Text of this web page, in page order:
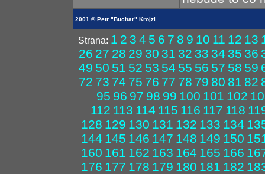
2001 © Petr "Buchar" Krojzl
Strana: 1 2 3 4 5 6 7 8 9 10 11 12 13
26 27 28 29 30 31 32 33 34 35 36
49 50 51 52 53 54 55 56 57 58 59
72 73 74 75 76 77 78 79 80 81 82
95 96 97 98 99 100 101 102
112 113 114 115 116 117 118
128 129 130 131 132 133 134
144 145 146 147 148 149 150
160 161 162 163 164 165 166
176 177 178 179 180 181 182